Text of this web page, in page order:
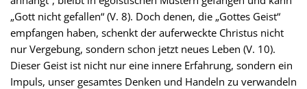
„Gott nicht gefallen“ (V. 8). Doch denen, die „Gottes Geist“
empfangen haben, schenkt der auferweckte Christus nicht
nur Vergebung, sondern schon jetzt neues Leben (V. 10).
Dieser Geist ist nicht nur eine innere Erfahrung, sondern ein
Impuls, unser gesamtes Denken und Handeln zu verwandeln